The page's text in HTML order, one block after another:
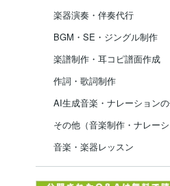
楽器演奏・伴奏代行
BGM・SE・ジングル制作
楽譜制作・耳コピ譜面作成
作詞・歌詞制作
AI生成音楽・ナレーション
その他（音楽制作・ナレーシ
音楽・楽器レッスン